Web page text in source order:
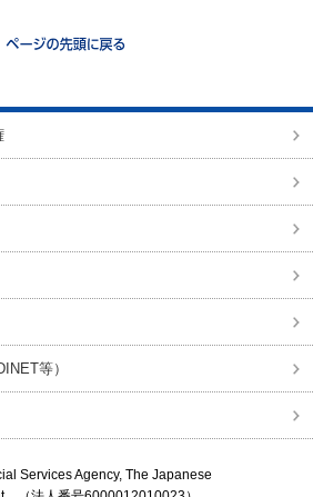
等）
Services Agency, The Japanese